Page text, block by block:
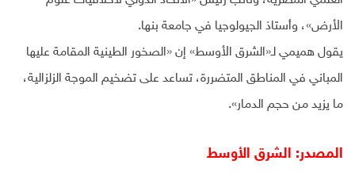
الأرض»، وأستاذ الجيولوجيا في جامعة بنها.
يقول هميمي لـ«الشرق الأوسط» إن «الصخور الطينية المقامة عليها
المباني في المناطق المتضررة، تساعد على تضخيم الموجة الزلزالية،
ما يزيد من حجم الدمار».
المصدر: الشرق الأوسط